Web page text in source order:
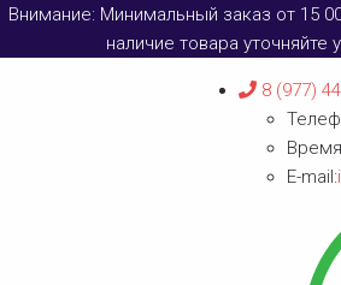
Внимание: Минимальный заказ от 15
наличие товара
8 (977)
E-mail: